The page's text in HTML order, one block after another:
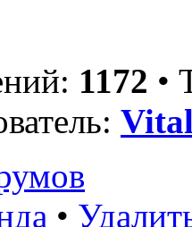
1172 •
•